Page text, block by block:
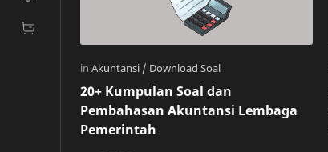
20+ Kumpulan Soal dan
Pembahasan Akuntansi Lembaga
Pemerintah